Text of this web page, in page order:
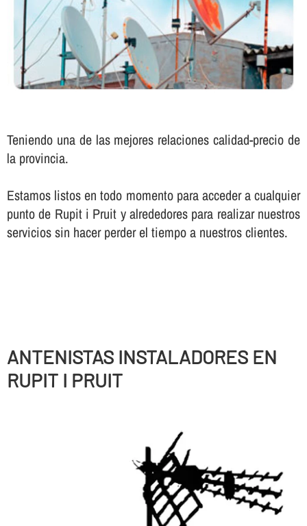
Teniendo una de las mejores relaciones calidad-precio de
la provincia.
Estamos listos en todo momento para acceder a cualquier
punto de Rupit i Pruit y alrededores para realizar nuestros
servicios sin hacer perder el tiempo a nuestros clientes.
ANTENISTAS INSTALADORES EN
RUPIT I PRUIT